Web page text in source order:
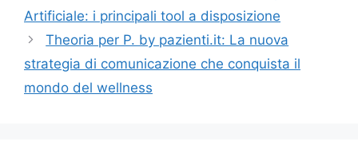
Artificiale: i principali tool a disposizione
Theoria per P. by pazienti.it: La nuova
strategia di comunicazione che conquista il
mondo del wellness